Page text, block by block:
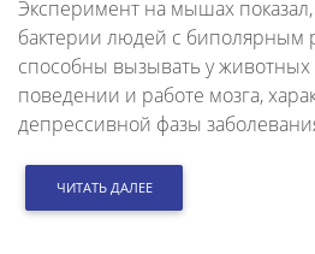
Эксперимент на мышах
бактерии людей с биполярным
способны вызывать у
поведении и работе мозга,
депрессивной фазы
ЧИТАТЬ ДАЛЕЕ